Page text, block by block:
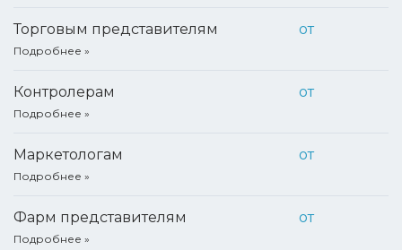
Торговым представителям от
Подробнее
Контролерам от
Подробнее
Маркетологам от
Подробнее
Фарм представителям от
Подробнее